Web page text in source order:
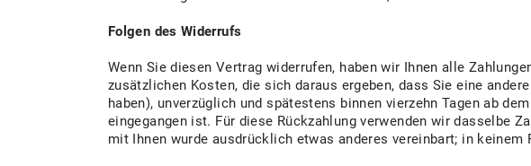
Folgen des Widerrufs
Wenn Sie diesen Vertrag widerrufen, haben wir Ihnen alle
zusätzlichen Kosten, die sich daraus ergeben, dass Sie eine
haben), unverzüglich und spätestens binnen vierzehn Tagen ab
eingegangen ist. Für diese Rückzahlung verwenden wir dasselbe
mit Ihnen wurde ausdrücklich etwas anderes vereinbart; in